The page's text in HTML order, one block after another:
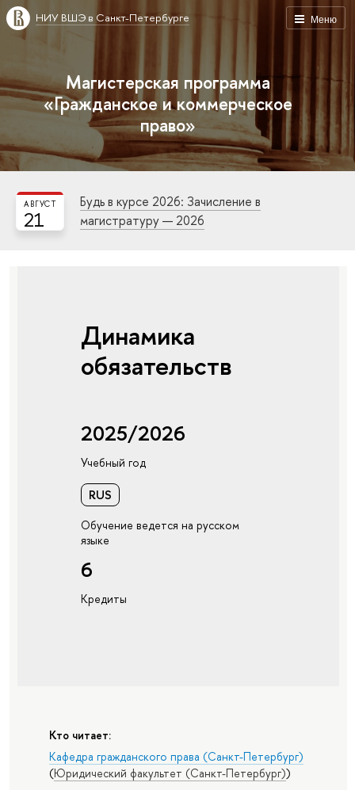
Меню
НИУ ВШЭ в Санкт-Петербурге
Магистерская программа
«Гражданское и коммерческое
право»
21
АВГУСТ
Будь в курсе 2026: Зачисление в
магистратуру — 2026
Динамика
обязательств
2025/2026
Учебный год
RUS
Обучение ведется на русском
языке
6
Кредиты
Кто читает:
Кафедра гражданского права (Санкт-Петербург)
(Юридический факультет (Санкт-Петербург))